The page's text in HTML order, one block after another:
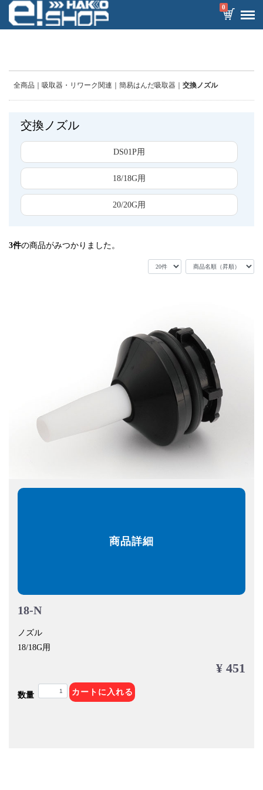
0
全商品 吸取器・リワーク関連 簡易はんだ吸取器 交換ノズル
交換ノズル
DS01P用
18/18G用
20/20G用
3件の商品がみつかりました。
商品詳細
18-N
ノズル
18/18G用
¥ 451
数量 カートに入れる